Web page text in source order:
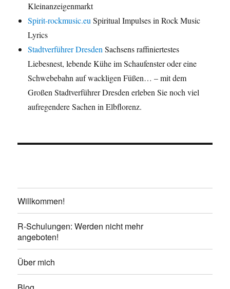
Kleinanzeigenmarkt
Spirit-rockmusic.eu Spiritual Impulses in Rock Music
Lyrics
Stadtverführer Dresden Sachsens raffiniertestes
Liebesnest, lebende Kühe im Schaufenster oder eine
Schwebebahn auf wackligen Füßen… – mit dem
Großen Stadtverführer Dresden erleben Sie noch viel
aufregendere Sachen in Elbflorenz.
Willkommen!
R-Schulungen: Werden nicht mehr
angeboten!
Über mich